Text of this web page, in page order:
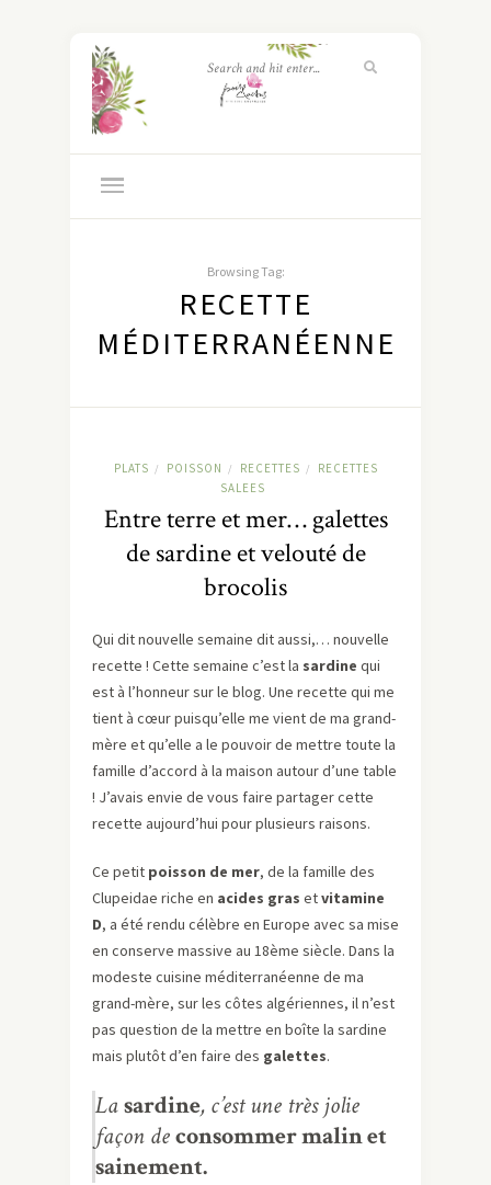
Browsing Tag:
RECETTE
MÉDITERRANÉENNE
PLATS / POISSON / RECETTES /
RECETTES
SALEES
Entre terre et mer… galettes
de sardine et velouté de
brocolis
Qui dit nouvelle semaine dit aussi,… nouvelle
recette ! Cette semaine c’est la sardine qui
est à l’honneur sur le blog. Une recette qui me
tient à cœur puisqu’elle me vient de ma grand-
mère et qu’elle a le pouvoir de mettre toute la
famille d’accord à la maison autour d’une table
! J’avais envie de vous faire partager cette
recette aujourd’hui pour plusieurs raisons.
Ce petit poisson de mer, de la famille des
Clupeidae riche en acides gras etvitamine
D, a été rendu célèbre en Europe avec sa mise
en conserve massive au 18ème siècle. Dans la
modeste cuisine méditerranéenne de ma
grand-mère, sur les côtes algériennes, il n’est
pas question de la mettre en boîte la sardine
mais plutôt d’en faire des galettes.
Lasardine, c’est une très jolie
façon deconsommer malin et
sainement.